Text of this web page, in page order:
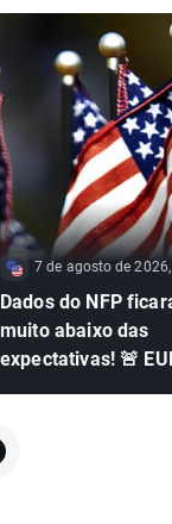
7 de agosto de
Dados do NFP
muito abaixo das
expectativas! 🚨